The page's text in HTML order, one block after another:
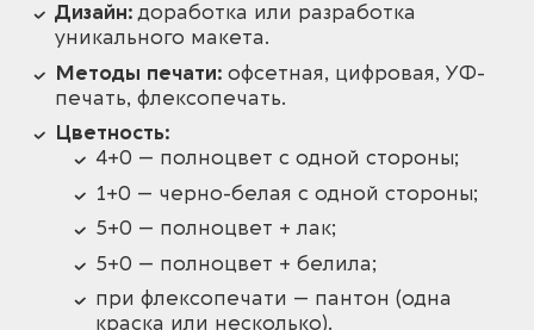
Дизайн: доработка или разработка
уникального макета.
Методы печати: офсетная, цифровая, УФ-
печать, флексопечать.
Цветность:
4+0 — полноцвет с одной стороны;
1+0 — черно-белая с одной стороны;
5+0 — полноцвет + лак;
5+0 — полноцвет + белила;
при флексопечати — пантон (одна
краска или несколько).